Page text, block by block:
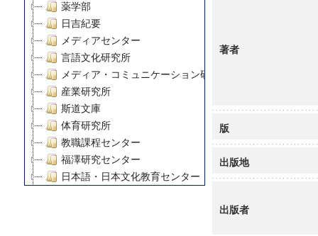
薬学部
日吉紀要
メディアセンター
言語文化研究所
メディア・コミュニケーション研究所
産業研究所
斯道文庫
体育研究所
教職課程センター
福澤研究センター
日本語・日本文化教育センター
著者
版
出版地
出版者